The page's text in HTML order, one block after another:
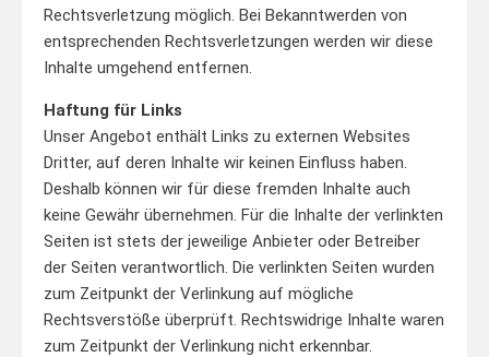
Rechtsverletzung möglich. Bei Bekanntwerden von
entsprechenden Rechtsverletzungen werden wir diese
Inhalte umgehend entfernen.
Haftung für Links
Unser Angebot enthält Links zu externen Websites
Dritter, auf deren Inhalte wir keinen Einfluss haben.
Deshalb können wir für diese fremden Inhalte auch
keine Gewähr übernehmen. Für die Inhalte der verlinkten
Seiten ist stets der jeweilige Anbieter oder Betreiber
der Seiten verantwortlich. Die verlinkten Seiten wurden
zum Zeitpunkt der Verlinkung auf mögliche
Rechtsverstöße überprüft. Rechtswidrige Inhalte waren
zum Zeitpunkt der Verlinkung nicht erkennbar.